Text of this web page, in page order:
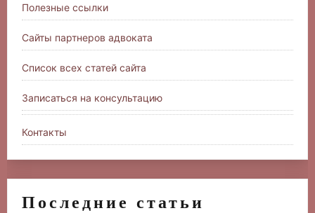
Полезные ссылки
Сайты партнеров адвоката
Список всех статей сайта
Записаться на консультацию
Контакты
Последние статьи